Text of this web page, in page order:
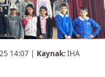
14:07 | Kaynak:İHA